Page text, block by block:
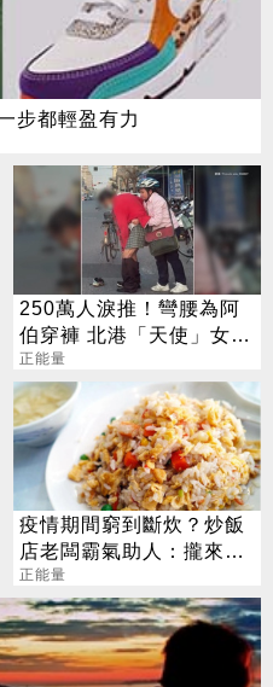
步都輕盈有力
250萬人淚推！彎腰為阿
伯穿褲 北港「天使」女高
中生爆紅
正能量
疫情期間窮到斷炊？炒飯
店老闆霸氣助人：攏來我
請
正能量